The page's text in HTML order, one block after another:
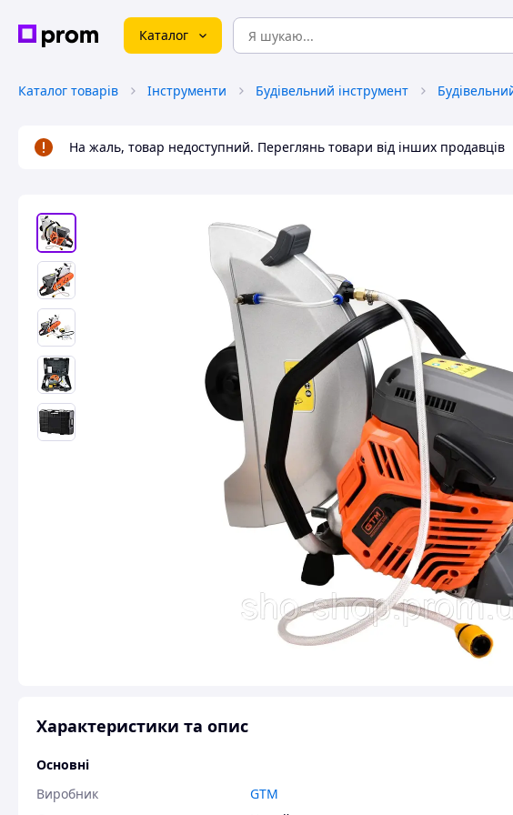
Каталог
Каталог товарів Інструменти Будівельний інструмент
На жаль, товар недоступний. Переглянь товари від інших продавців
Характеристики та опис
Основні
Виробник
GTM